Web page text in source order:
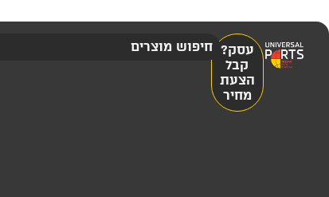
עסק?
קבל
הצעת
מחיר